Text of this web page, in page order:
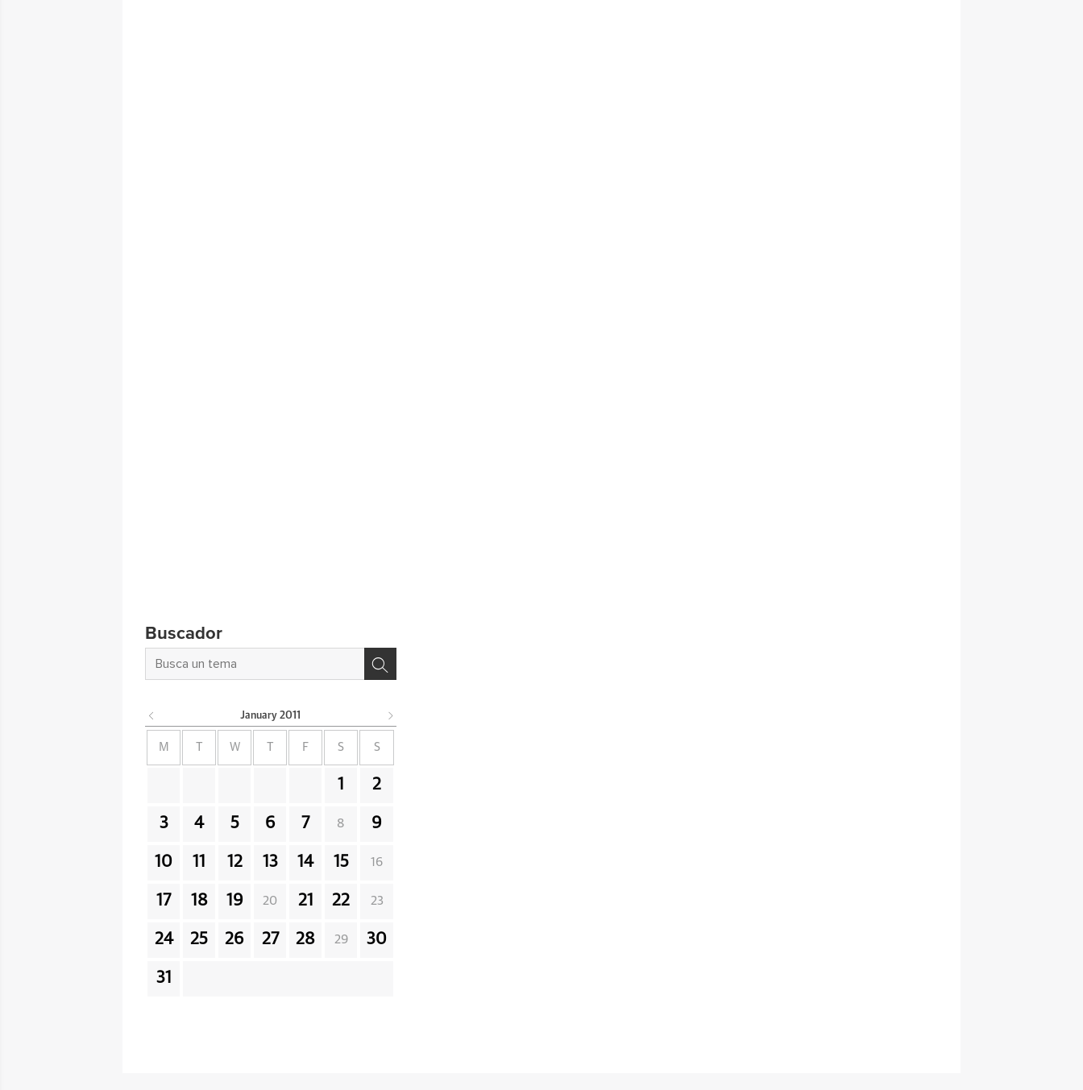
Buscador
January 2011
M W F S S
1 2
3 4 5 6 7 8 9
10 11 12 13 14 15 16
17 18 19 20 21 22 23
24 25 26 27 28 29 30
31